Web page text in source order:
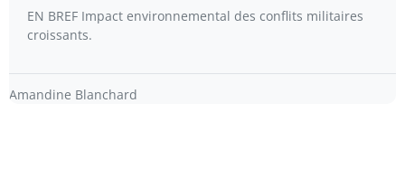
EN BREF Impact environnemental des conflits militaires
croissants.
Amandine Blanchard